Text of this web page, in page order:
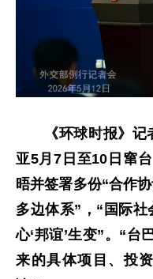
《环球时报》
亚5月7日至10日窜
晤并签署多份“合作
多边体系”，“国际
心‘邦谊’生变”。“台
来的具体项目、投